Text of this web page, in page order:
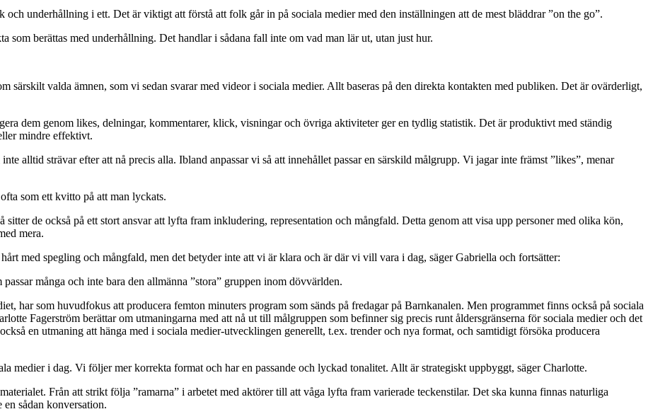
och underhållning i ett. Det är viktigt att förstå att folk går in på sociala medier med den inställningen att de mest bläddrar ”on the go”.
som berättas med underhållning. Det handlar i sådana fall inte om vad man lär ut, utan just hur.
särskilt valda ämnen, som vi sedan svarar med videor i sociala medier. Allt baseras på den direkta kontakten med publiken. Det är ovärderligt,
dem genom likes, delningar, kommentarer, klick, visningar och övriga aktiviteter ger en tydlig statistik. Det är produktivt med ständig
mindre effektivt.
alltid strävar efter att nå precis alla. Ibland anpassar vi så att innehållet passar en särskild målgrupp. Vi jagar inte främst ”likes”, menar
som ett kvitto på att man lyckats.
sitter de också på ett stort ansvar att lyfta fram inkludering, representation och mångfald. Detta genom att visa upp personer med olika kön,
mera.
med spegling och mångfald, men det betyder inte att vi är klara och är där vi vill vara i dag, säger Gabriella och fortsätter:
många och inte bara den allmänna ”stora” gruppen inom dövvärlden.
har som huvudfokus att producera femton minuters program som sänds på fredagar på Barnkanalen. Men programmet finns också på sociala
Fagerström berättar om utmaningarna med att nå ut till målgruppen som befinner sig precis runt åldersgränserna för sociala medier och det
en utmaning att hänga med i sociala medier-utvecklingen generellt, t.ex. trender och nya format, och samtidigt försöka producera
medier i dag. Vi följer mer korrekta format och har en passande och lyckad tonalitet. Allt är strategiskt uppbyggt, säger Charlotte.
Från att strikt följa ”ramarna” i arbetet med aktörer till att våga lyfta fram varierade teckenstilar. Det ska kunna finnas naturliga
sådan konversation.